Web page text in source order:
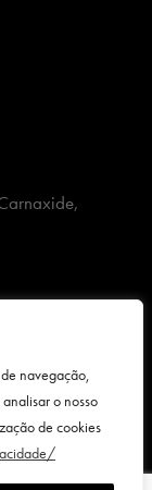
navegação,
o nosso
de cookies